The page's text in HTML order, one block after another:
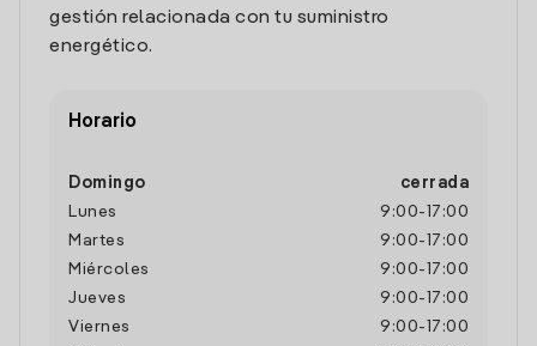
gestión relacionada con tu suministro
energético.
Horario
Domingo
cerrada
Lunes
9:00- 17:00
Martes
9:00- 17:00
Miércoles
9:00- 17:00
Jueves
9:00- 17:00
Viernes
9:00- 17:00